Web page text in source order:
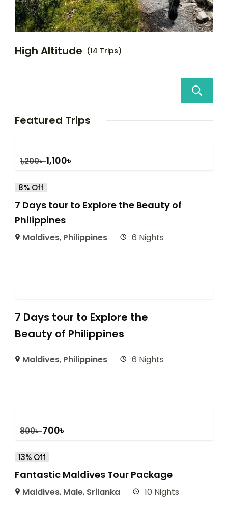
High Altitude (14 Trips)
Featured Trips
1,200৳1,100৳
8% Off
7 Days tour to Explore the Beauty of
Philippines
Maldives, Philippines 6 Nights
7 Days tour to Explore the
Beauty of Philippines
Maldives, Philippines 6 Nights
800৳ 700৳
13% Off
Fantastic Maldives Tour Package
Maldives, Male, Srilanka 10 Nights